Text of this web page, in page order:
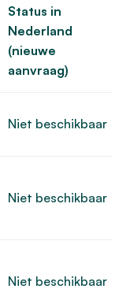
Status in
Nederland
(nieuwe
aanvraag)
Niet beschikbaar
Niet beschikbaar
Niet beschikbaar